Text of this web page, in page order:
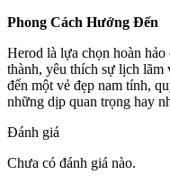
Phong Cách Hướng Đến
Herod là lựa chọn hoàn
thành, yêu thích sự lịch
đến một vẻ đẹp nam tính,
những dịp quan trọng hay
Đánh giá
Chưa có đánh giá nào.